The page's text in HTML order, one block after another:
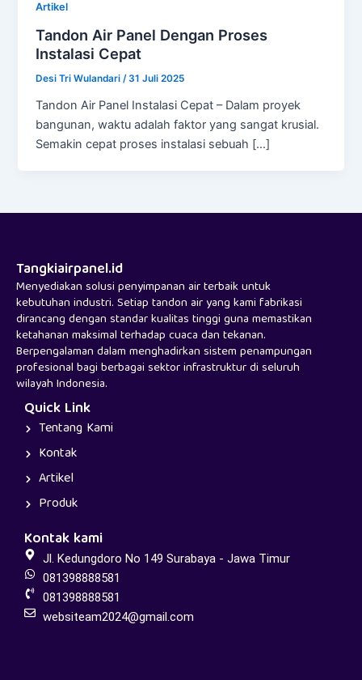
Artikel
Tandon Air Panel Dengan Proses
Instalasi Cepat
Desi Tri Wulandari /31 Juli 2025
Tandon Air Panel Instalasi Cepat – Dalam proyek
bangunan, waktu adalah faktor yang sangat krusial.
Semakin cepat proses instalasi sebuah […]
Tangkiairpanel.id
Menyediakan solusi penyimpanan air terbaik untuk
kebutuhan industri. Setiap tandon air yang kami fabrikasi
dirancang dengan standar kualitas tinggi guna memastikan
ketahanan maksimal terhadap cuaca dan tekanan.
Berpengalaman dalam menghadirkan sistem penampungan
profesional bagi berbagai sektor infrastruktur di seluruh
wilayah Indonesia.
Quick Link
Tentang Kami
Kontak
Artikel
Produk
Kontak kami
Jl. Kedungdoro No 149 Surabaya - Jawa Timur
081398888581
081398888581
websiteam2024@gmail.com